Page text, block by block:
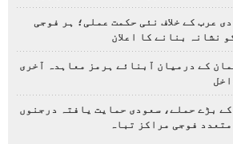
عرب کے خلاف نئی حکمت عملی؛ ہر فوجی
نشانہ بنانے کا اعلان
کے درمیان آبنائے ہرمز معاہدہ آخری
بڑے حملے، سعودی حمایت یافتہ درجنوں
متعدد فوجی مراکز تباہ